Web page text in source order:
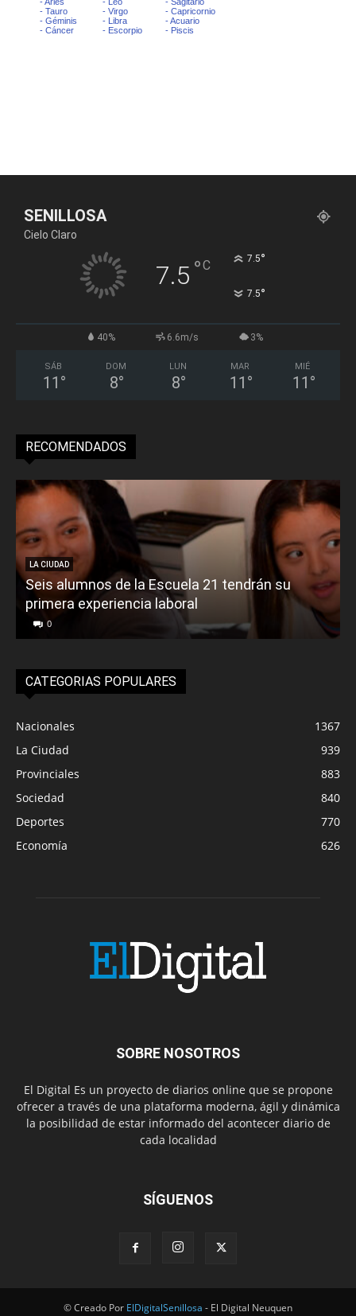
SENILLOSA
Cielo Claro
7.5 °C 7.5°
7.5°
40% 6.6m/s 3%
SÁB
11 °
DOM
8°
LUN
8°
MAR
11 °
MIÉ
11 °
RECOMENDADOS
LA CIUDAD
Seis alumnos de la Escuela 21 tendrán su
primera experiencia laboral
0
CATEGORIAS POPULARES
Nacionales
1367
La Ciudad
939
Provinciales
883
Sociedad
840
Deportes
770
Economía
626
SOBRE NOSOTROS
El Digital Es un proyecto de diarios online que se propone
ofrecer a través de una plataforma moderna, ágil y dinámica
la posibilidad de estar informado del acontecer diario de
cada localidad
SÍGUENOS
© Creado Por ElDigitalSenillosa - El Digital Neuquen